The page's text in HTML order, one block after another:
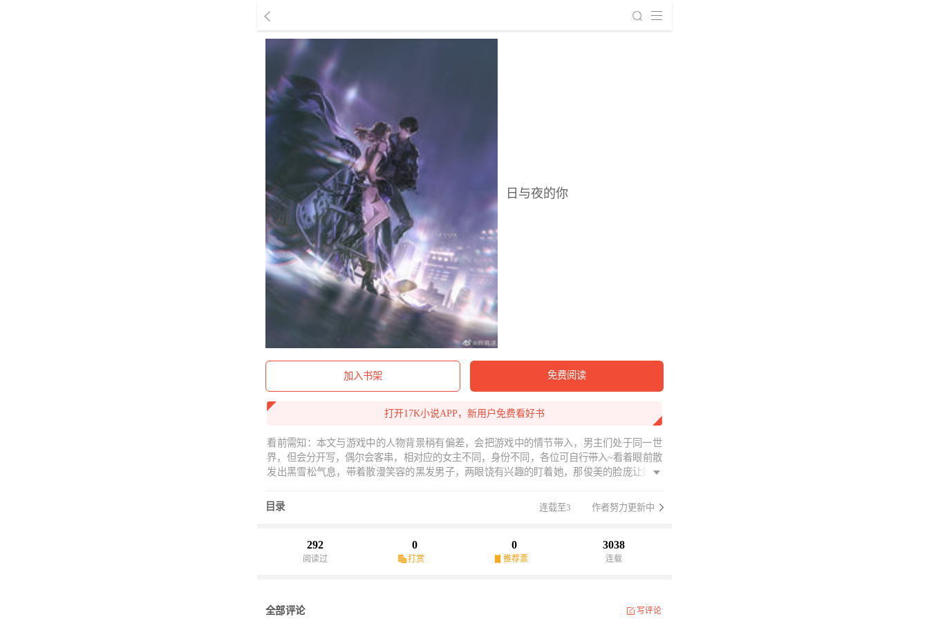
日与夜的你
加入书架 免费阅读
打开17K小说APP，新用户免费看好书
看前需知：本文与游戏中的人物背景稍有偏差，会把游戏中的情节带入，男主们处于同一世
界，但会分开写，偶尔会客串，相对应的女主不同，身份不同，各位可自行带入~看着眼前散
发出黑雪松气息，带着散漫笑容的黑发男子，两眼饶有兴趣的盯着她，那俊美的脸庞让她倍
目录
连载至3 作者努力更新中
292
阅读过
0
打赏
0
推荐票
3038
连载
全部评论 写评论